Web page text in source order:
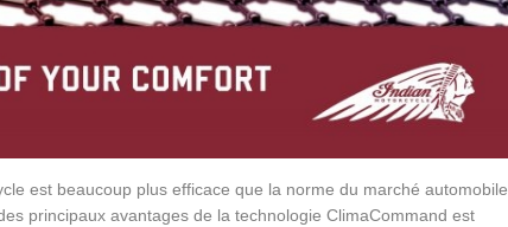
est beaucoup plus efficace que la norme du marché automobile
principaux avantages de la technologie ClimaCommand est